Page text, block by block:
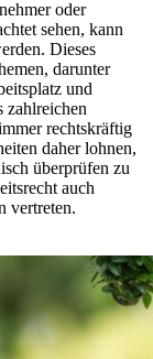
oder
sehen, kann
Dieses
darunter
und
zahlreichen
rechtskräftig
daher lohnen,
überprüfen zu
auch
vertreten.